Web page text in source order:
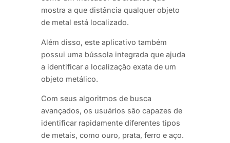
mostra a que distância qualquer objeto
de metal está localizado.
Além disso, este aplicativo também
possui uma bússola integrada que ajuda
a identificar a localização exata de um
objeto metálico.
Com seus algoritmos de busca
avançados, os usuários são capazes de
identificar rapidamente diferentes tipos
de metais, como ouro, prata, ferro e aço.